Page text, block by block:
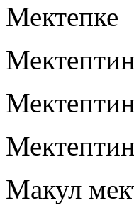
Мектепке
Макул